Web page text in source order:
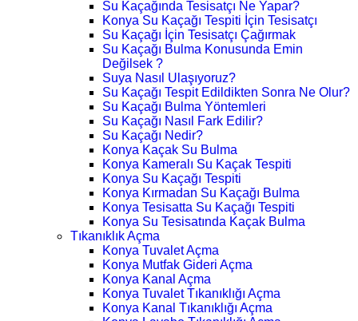
Su Kaçağında Tesisatçı Ne Yapar?
Konya Su Kaçağı Tespiti İçin Tesisatçı
Su Kaçağı İçin Tesisatçı Çağırmak
Su Kaçağı Bulma Konusunda Emin
Değilsek ?
Suya Nasıl Ulaşıyoruz?
Su Kaçağı Tespit Edildikten Sonra Ne Olur?
Su Kaçağı Bulma Yöntemleri
Su Kaçağı Nasıl Fark Edilir?
Su Kaçağı Nedir?
Konya Kaçak Su Bulma
Konya Kameralı Su Kaçak Tespiti
Konya Su Kaçağı Tespiti
Konya Kırmadan Su Kaçağı Bulma
Konya Tesisatta Su Kaçağı Tespiti
Konya Su Tesisatında Kaçak Bulma
Tıkanıklık Açma
Konya Tuvalet Açma
Konya Mutfak Gideri Açma
Konya Kanal Açma
Konya Tuvalet Tıkanıklığı Açma
Konya Kanal Tıkanıklığı Açma